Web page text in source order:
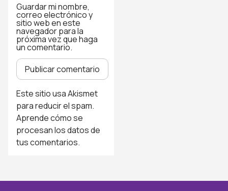
Guardar mi nombre,
correo electrónico y
sitio web en este
navegador para la
próxima vez que haga
un comentario.
Este sitio usa Akismet
para reducir el spam.
Aprende cómo se
procesan los datos de
tus comentarios.